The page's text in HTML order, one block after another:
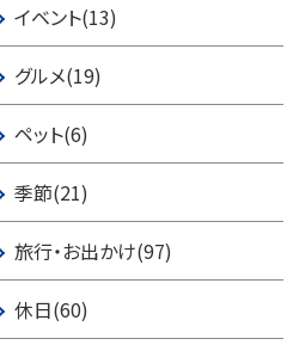
イベント(13)
グルメ(19)
ペット(6)
季節(21)
旅行・お出かけ(97)
休日(60)